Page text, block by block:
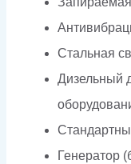
Стальная
Дизельный
Генератор